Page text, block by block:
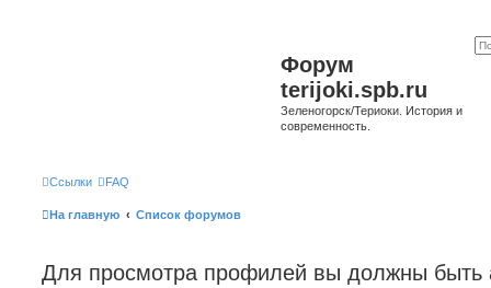
Форум
terijoki.spb.ru
Зеленогорск/Териоки. История и
современность.
Ссылки FAQ
На главную Список форумов
Для просмотра профилей вы должны быть